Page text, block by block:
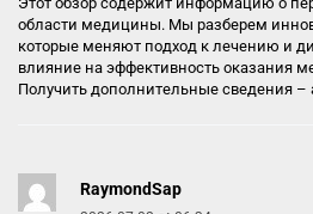
области медицины. Мы разберем
которые меняют подход к лечению и
влияние на эффективность оказания
Получить дополнительные сведения –
RaymondSap